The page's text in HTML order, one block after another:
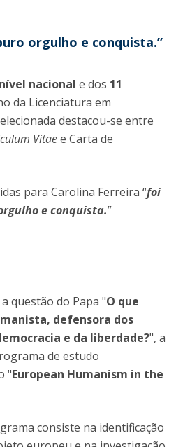
orgulho e conquista.”
nacional e dos 11
da Licenciatura em
destacou-se entre
Vitaee Carta de
para Carolina Ferreira “foi
e conquista.”
questão do Papa "O que
defensora dos
e da liberdade?", a
de estudo
"European Humanism in the
consiste na identificação